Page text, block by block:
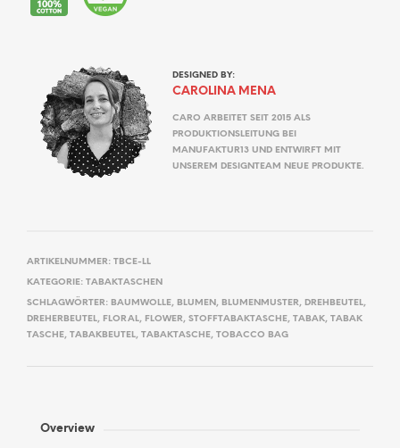
DESIGNED BY:
CAROLINA MENA
CARO ARBEITET SEIT 2015 ALS
PRODUKTIONSLEITUNG BEI
MANUFAKTUR13 UND ENTWIRFT MIT
UNSEREM DESIGNTEAM NEUE PRODUKTE.
ARTIKELNUMMER: TBCE-LL
KATEGORIE: TABAKTASCHEN
SCHLAGWÖRTER: BAUMWOLLE, BLUMEN, BLUMENMUSTER, DREHBEUTEL,
DREHERBEUTEL, FLORAL, FLOWER, STOFFTABAKTASCHE, TABAK, TABAK
TASCHE, TABAKBEUTEL, TABAKTASCHE, TOBACCO BAG
Overview